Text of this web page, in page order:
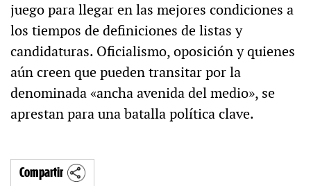
juego para llegar en las mejores condiciones a
los tiempos de definiciones de listas y
candidaturas. Oficialismo, oposición y quienes
aún creen que pueden transitar por la
denominada «ancha avenida del medio», se
aprestan para una batalla política clave.
Compartir